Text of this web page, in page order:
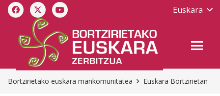
Euskara
Bortzirietako euskara mankomunitatea Euskara Bortzirietan